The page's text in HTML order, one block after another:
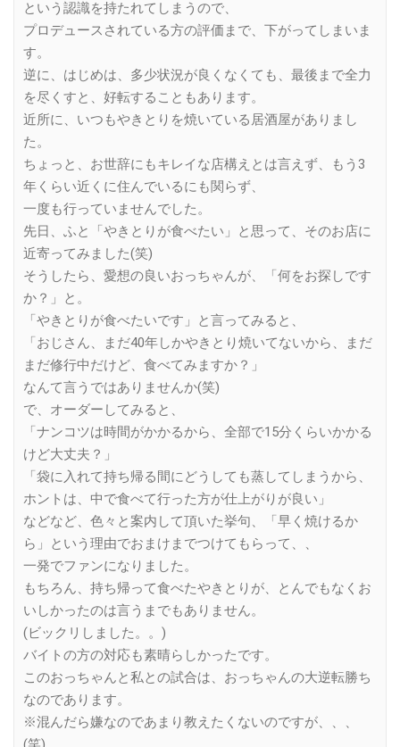
という認識を持たれてしまうので、
プロデュースされている方の評価まで、下がってしまいま
す。
逆に、はじめは、多少状況が良くなくても、最後まで全力
を尽くすと、好転することもあります。
近所に、いつもやきとりを焼いている居酒屋がありまし
た。
ちょっと、お世辞にもキレイな店構えとは言えず、もう3
年くらい近くに住んでいるにも関らず、
一度も行っていませんでした。
先日、ふと「やきとりが食べたい」と思って、そのお店に
近寄ってみました(笑)
そうしたら、愛想の良いおっちゃんが、「何をお探しです
か？」と。
「やきとりが食べたいです」と言ってみると、
「おじさん、まだ40年しかやきとり焼いてないから、まだ
まだ修行中だけど、食べてみますか？」
なんて言うではありませんか(笑)
で、オーダーしてみると、
「ナンコツは時間がかかるから、全部で15分くらいかかる
けど大丈夫？」
「袋に入れて持ち帰る間にどうしても蒸してしまうから、
ホントは、中で食べて行った方が仕上がりが良い」
などなど、色々と案内して頂いた挙句、「早く焼けるか
ら」という理由でおまけまでつけてもらって、、
一発でファンになりました。
もちろん、持ち帰って食べたやきとりが、とんでもなくお
いしかったのは言うまでもありません。
(ビックリしました。。)
バイトの方の対応も素晴らしかったです。
このおっちゃんと私との試合は、おっちゃんの大逆転勝ち
なのであります。
※混んだら嫌なのであまり教えたくないのですが、、、